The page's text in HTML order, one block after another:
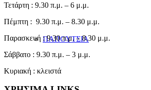
ΠΑΠΟΥΤΣΙΑ
Τετάρτη : 9.30 π.μ. – 6 μ.μ.
Πέμπτη : 9.30 π.μ. – 8.30 μ.μ.
Παρασκευή : 9.30 π.μ. – 8.30 μ.μ.
Σάββατο : 9.30 π.μ. – 3 μ.μ.
Κυριακή : κλειστά